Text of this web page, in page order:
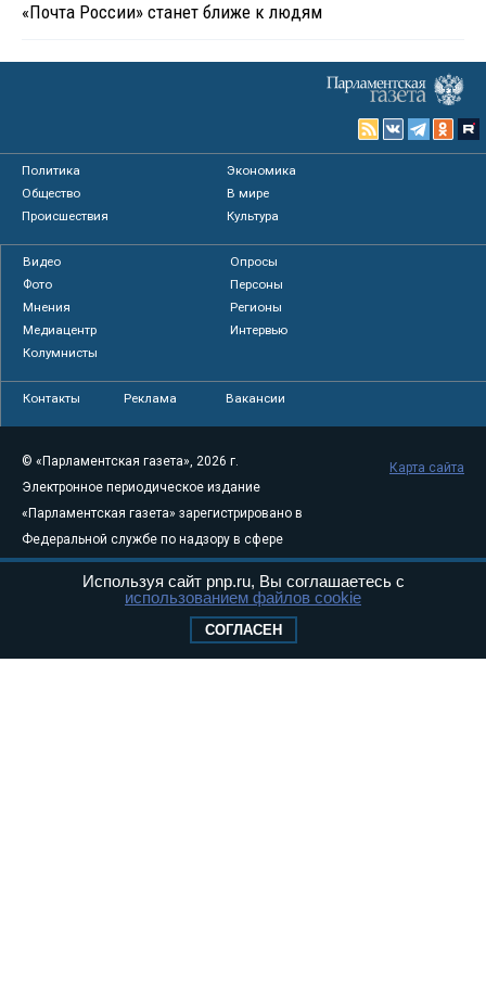
«Почта России» станет ближе к людям
Политика
Экономика
Общество
В мире
Происшествия
Культура
Видео
Опросы
Фото
Персоны
Мнения
Регионы
Медиацентр
Интервью
Колумнисты
Контакты Реклама Вакансии
© «Парламентская газета», 2026 г.
Электронное периодическое издание
«Парламентская газета» зарегистрировано в
Федеральной службе по надзору в сфере
связи, информационных технологий и
массовых коммуникаций (Роскомнадзор) 05
Свидетельство о регистрации Эл № ФС77-
Карта сайта
Используя сайт pnp.ru, Вы соглашаетесь с
использованием файлов cookie
СОГЛАСЕН